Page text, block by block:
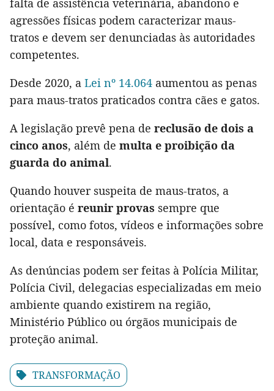
falta de assistência veterinária, abandono e
agressões físicas podem caracterizar maus-
tratos e devem ser denunciadas às autoridades
competentes.
Desde 2020, a Lei nº 14.064 aumentou as penas
para maus-tratos praticados contra cães e gatos.
A legislação prevê pena de reclusão de dois a
cinco anos, além de multa e proibição da
guarda do animal.
Quando houver suspeita de maus-tratos, a
orientação é reunir provas sempre que
possível, como fotos, vídeos e informações sobre
local, data e responsáveis.
As denúncias podem ser feitas à Polícia Militar,
Polícia Civil, delegacias especializadas em meio
ambiente quando existirem na região,
Ministério Público ou órgãos municipais de
proteção animal.
TRANSFORMAÇÃO